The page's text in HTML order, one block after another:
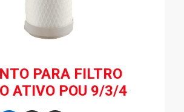
PARA FILTRO
ATIVO POU 9/3/4